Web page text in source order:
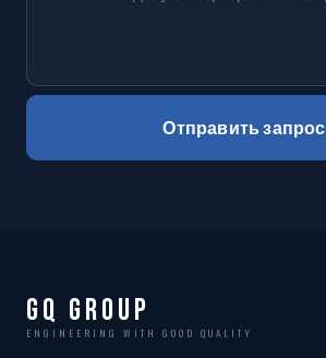
Отправить запрос
GQ Group
ENGINEERING WITH GOOD QUALITY